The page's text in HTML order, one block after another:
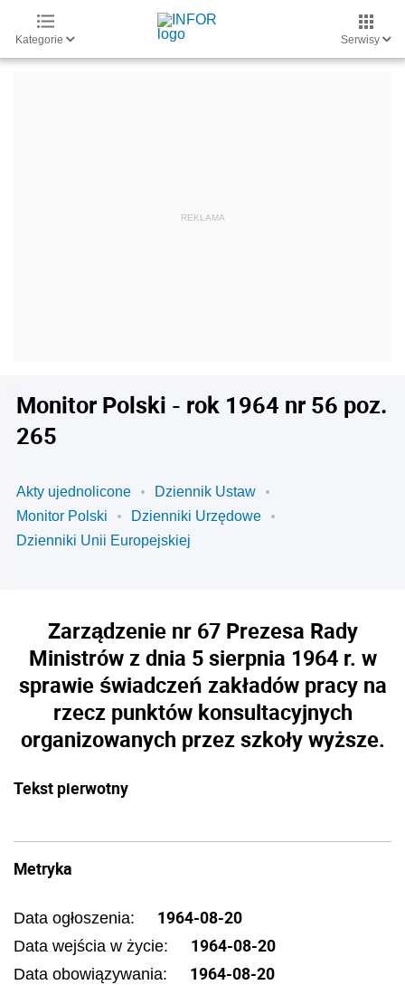
Kategorie Serwisy
Monitor Polski - rok 1964 nr 56 poz.
265
Akty ujednolicone
Dziennik Ustaw
Monitor Polski
Dzienniki Urzędowe
Dzienniki Unii Europejskiej
Zarządzenie nr 67 Prezesa Rady
Ministrów z dnia 5 sierpnia 1964 r. w
sprawie świadczeń zakładów pracy na
rzecz punktów konsultacyjnych
organizowanych przez szkoły wyższe.
Tekst pierwotny
Metryka
Data ogłoszenia: 1964-08-20
Data wejścia w życie: 1964-08-20
Data obowiązywania: 1964-08-20